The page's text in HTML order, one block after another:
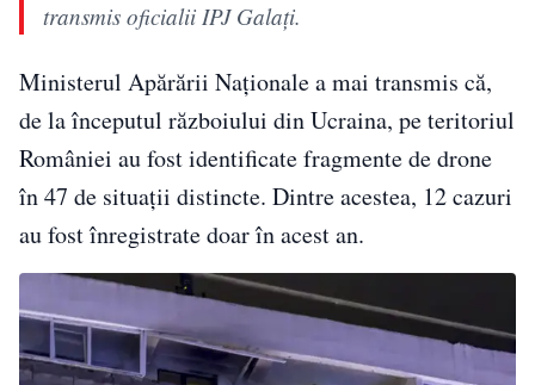
transmis oficialii IPJ Galaţi.
Ministerul Apărării Naţionale a mai transmis că,
de la începutul războiului din Ucraina, pe teritoriul
României au fost identificate fragmente de drone
în 47 de situaţii distincte. Dintre acestea, 12 cazuri
au fost înregistrate doar în acest an.